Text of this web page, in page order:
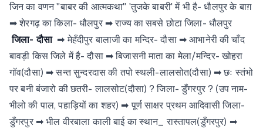
जिन का वणन "बाबर की आत्मकथा" 'तुजके बाबरी' में भी है- धौलपुर के बाग़
➡ शेरगढ़ का किला- धौलपुर ➡ राज्य का सबसे छोटा जिला- धौलपुर
जिला- दौसा ➡ मेहँदीपुर बालाजी का मन्दिर- दौसा ➡ आभानेरी की चाँद
बावड़ी किस जिले में है- दौसा ➡ बिजासनी माता का मेला/मन्दिर- खोहरा
गॉव(दौसा) ➡ सन्त सुन्दरदास की तपो स्थली-लालसोत(दौसा) ➡ छः स्तंभो
पर बनी बंजारो की छतरी- लालसोट(दौसा) ? जिला- डुँगरपुर ? (उप नाम-
भीलो की पाल, पहाड़ियों का शहर) ➡ पूर्ण साक्षर प्रथम आदिवासी जिला-
डुँगरपुर ➡ भील वीरबाला काली बाई का स्थान_ रास्तापल(डुँगरपुर) ➡